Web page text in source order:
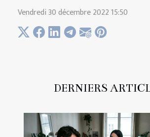
DERNIERS
Vendredi 30 décembre 2022 15:50